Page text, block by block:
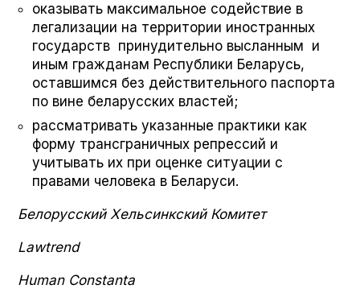
оказывать максимальное содействие в
легализации на территории иностранных
государств принудительно высланным и
иным гражданам Республики Беларусь,
оставшимся без действительного паспорта
по вине беларусских властей;
рассматривать указанные практики как
форму трансграничных репрессий и
учитывать их при оценке ситуации с
правами человека в Беларуси.
Белорусский Хельсинкский Комитет
Lawtrend
Human Con­stan­ta